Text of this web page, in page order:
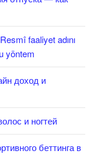
faaliyet adını
yöntem
доход и
и ногтей
беттинга в